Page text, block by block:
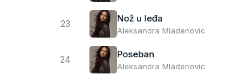
23 Nož u leđa
Aleksandra Mladenovic
24 Poseban
Aleksandra Mladenovic